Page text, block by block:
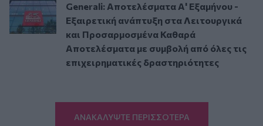
Generali: Αποτελέσματα Α' Εξαμήνου -
Εξαιρετική ανάπτυξη στα Λειτουργικά
και Προσαρμοσμένα Καθαρά
Αποτελέσματα με συμβολή από όλες τις
επιχειρηματικές δραστηριότητες
ΑΝΑΚΑΛΥΨΤΕ ΠΕΡΙΣΣΟΤΕΡΑ